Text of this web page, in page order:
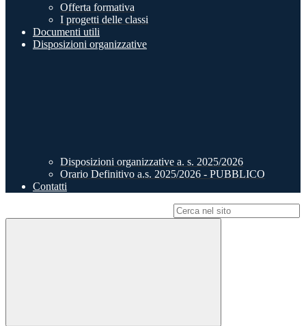
Offerta formativa
I progetti delle classi
Documenti utili
Disposizioni organizzative
Disposizioni organizzative a. s. 2025/2026
Orario Definitivo a.s. 2025/2026 - PUBBLICO
Contatti